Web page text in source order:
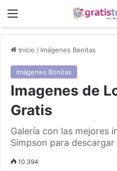
Menú
Inicio / Imágenes Bonitas
Imágenes Bonitas
Imagenes de
Gratis
Galería con las mejores
Simpson para descargar
10.394